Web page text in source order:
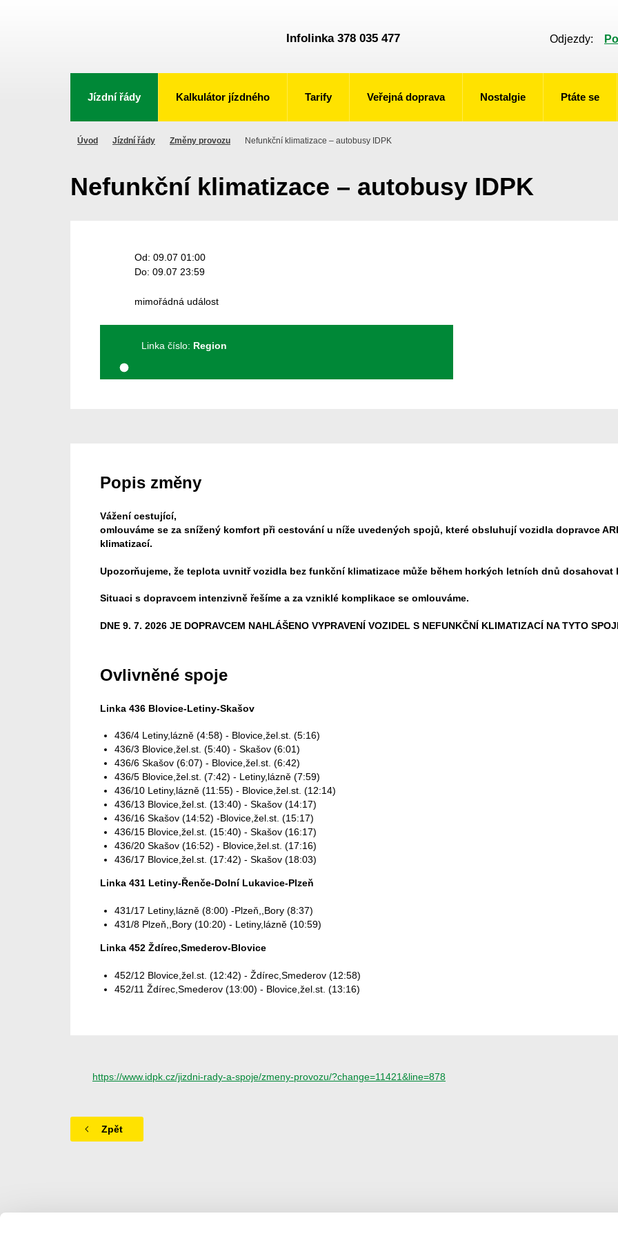
Infolinka 378 035 477 Odjezdy:
Jízdní řády Kalkulátor jízdného Tarify Veřejná doprava Nostalgie Ptáte se
Úvod Jízdní řády Změny provozu Nefunkční klimatizace – autobusy IDPK
Nefunkční klimatizace – autobusy IDPK
Od: 09.07 01:00
Do: 09.07 23:59
mimořádná událost
Linka číslo: Region
Popis změny
Vážení cestující,
omlouváme se za snížený komfort při cestování u níže uvedených spojů, které obsluhují vozidla dopravce
klimatizací.
Upozorňujeme, že teplota uvnitř vozidla bez funkční klimatizace může během horkých letních dnů dosahovat
Situaci s dopravcem intenzivně řešíme a za vzniklé komplikace se omlouváme.
DNE 9. 7. 2026 JE DOPRAVCEM NAHLÁŠENO VYPRAVENÍ VOZIDEL S NEFUNKČNÍ KLIMATIZACÍ NA TYTO
Ovlivněné spoje
Linka 436 Blovice-Letiny-Skašov
436/4 Letiny,lázně (4:58) - Blovice,žel.st. (5:16)
436/3 Blovice,žel.st. (5:40) - Skašov (6:01)
436/6 Skašov (6:07) - Blovice,žel.st. (6:42)
436/5 Blovice,žel.st. (7:42) - Letiny,lázně (7:59)
436/10 Letiny,lázně (11:55) - Blovice,žel.st. (12:14)
436/13 Blovice,žel.st. (13:40) - Skašov (14:17)
436/16 Skašov (14:52) -Blovice,žel.st. (15:17)
436/15 Blovice,žel.st. (15:40) - Skašov (16:17)
436/20 Skašov (16:52) - Blovice,žel.st. (17:16)
436/17 Blovice,žel.st. (17:42) - Skašov (18:03)
Linka 431 Letiny-Řenče-Dolní Lukavice-Plzeň
431/17 Letiny,lázně (8:00) -Plzeň,,Bory (8:37)
431/8 Plzeň,,Bory (10:20) - Letiny,lázně (10:59)
Linka 452 Ždírec,Smederov-Blovice
452/12 Blovice,žel.st. (12:42) - Ždírec,Smederov (12:58)
452/11 Ždírec,Smederov (13:00) - Blovice,žel.st. (13:16)
https://www.idpk.cz/jizdni-rady-a-spoje/zmeny-provozu/?change=11421&line=878
Zpět